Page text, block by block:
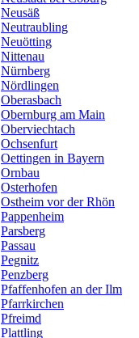
Neusäß
Neutraubling
Neuötting
Nittenau
Nürnberg
Nördlingen
Oberasbach
Obernburg am Main
Oberviechtach
Ochsenfurt
Oettingen in Bayern
Ornbau
Osterhofen
Ostheim vor der Rhön
Pappenheim
Parsberg
Passau
Pegnitz
Penzberg
Pfaffenhofen an der Ilm
Pfarrkirchen
Pfreimd
Plattling